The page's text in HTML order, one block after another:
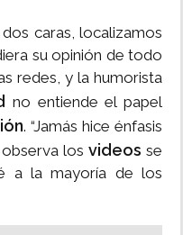
caras, localizamos
su opinión de todo
redes, y la humorista
no entiende el papel
. “Jamás hice énfasis
los videos se
a la mayoría de los